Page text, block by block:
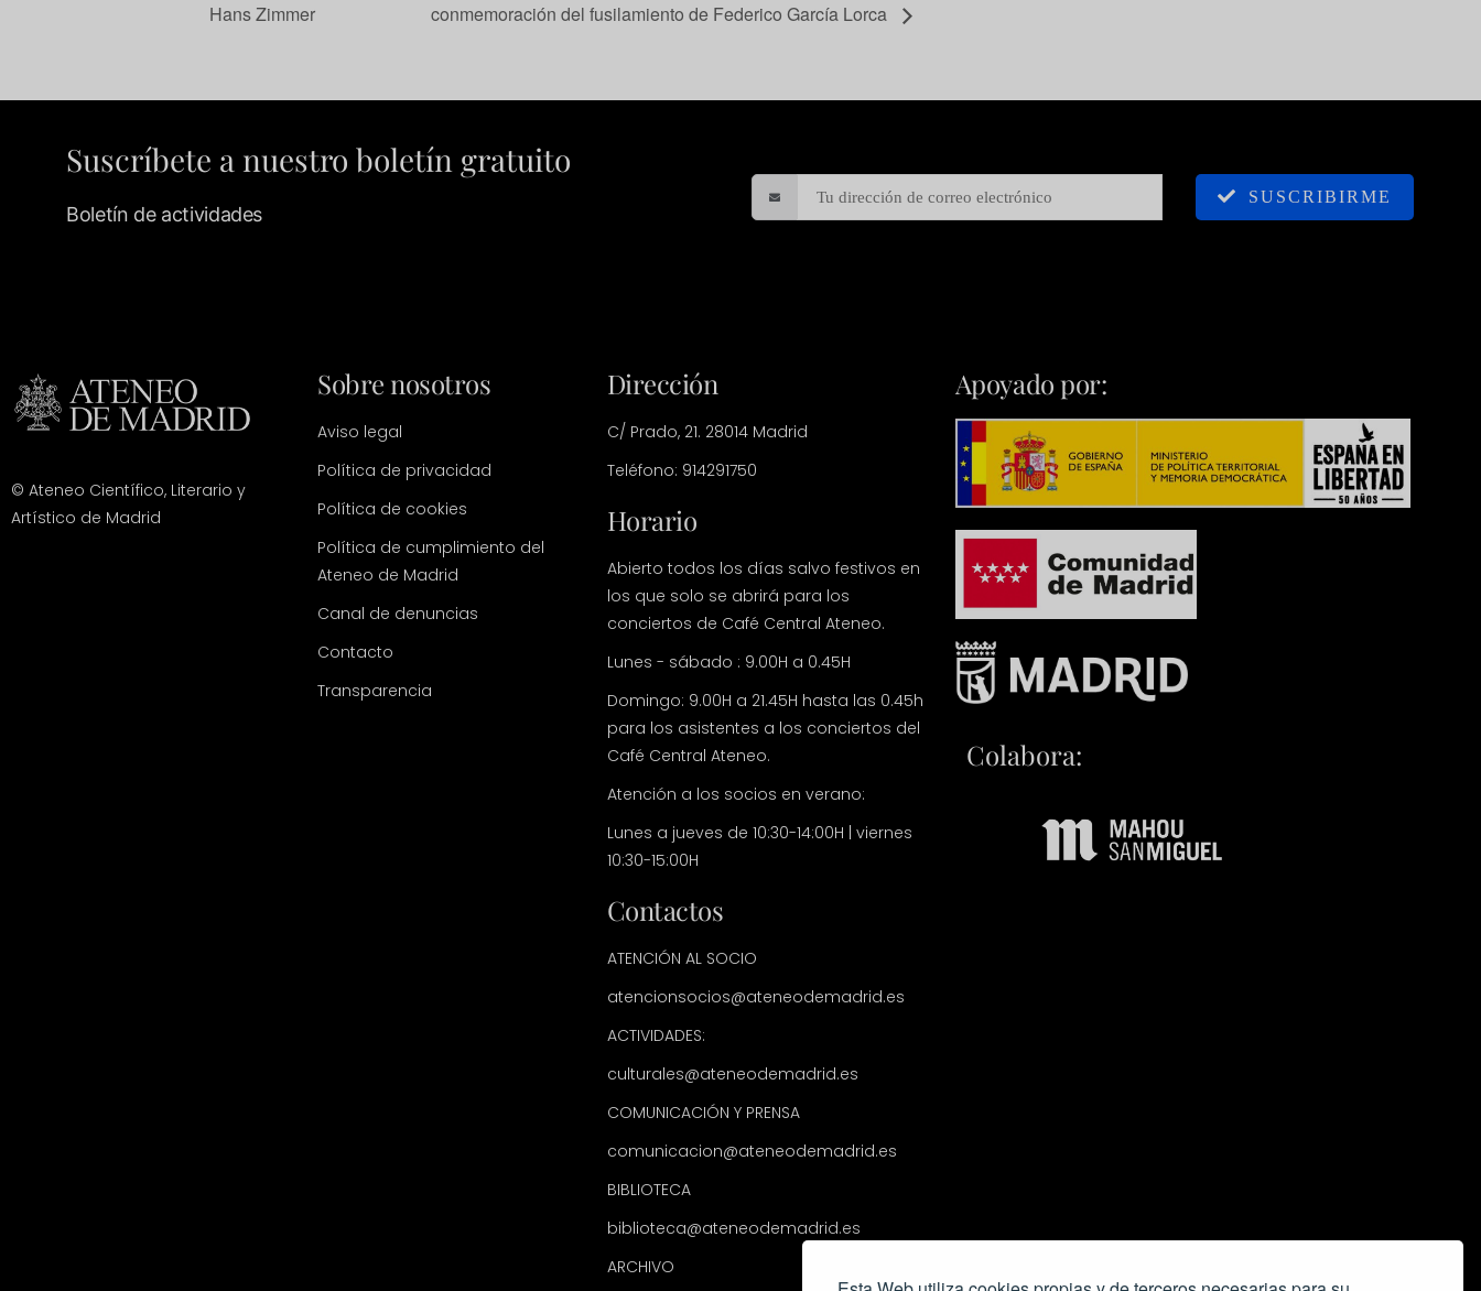
Hans Zimmer
conmemoración del fusilamiento de Federico García Lorca
Suscríbete a nuestro boletín gratuito
Boletín de actividades
SUSCRIBIRME
© Ateneo Científico, Literario y
Artístico de Madrid
Sobre nosotros
Aviso legal
Política de privacidad
Política de cookies
Política de cumplimiento del
Ateneo de Madrid
Canal de denuncias
Contacto
Transparencia
Dirección
C/ Prado, 21. 28014 Madrid
Teléfono: 914291750
Horario
Abierto todos los días salvo festivos en
los que solo se abrirá para los
conciertos de Café Central Ateneo.
Lunes - sábado : 9.00H a 0.45H
Domingo: 9.00H a 21.45H hasta las 0.45h
para los asistentes a los conciertos del
Café Central Ateneo.
Atención a los socios en verano:
Lunes a jueves de 10:30-14:00H | viernes
10:30-15:00H
Contactos
ATENCIÓN AL SOCIO
atencionsocios@ateneodemadrid.es
ACTIVIDADES:
culturales@ateneodemadrid.es
COMUNICACIÓN Y PRENSA
comunicacion@ateneodemadrid.es
BIBLIOTECA
biblioteca@ateneodemadrid.es
ARCHIVO
Apoyado por:
Colabora: